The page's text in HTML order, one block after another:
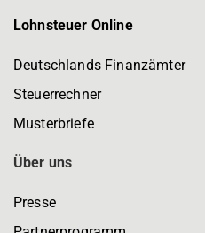
Lohnsteuer Online
Deutschlands Finanzämter
Steuerrechner
Musterbriefe
Über uns
Presse